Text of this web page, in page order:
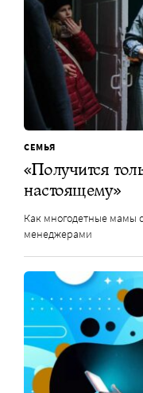
СЕМЬЯ
«Получится
настоящему»
Как многодетные мамы
менеджерами